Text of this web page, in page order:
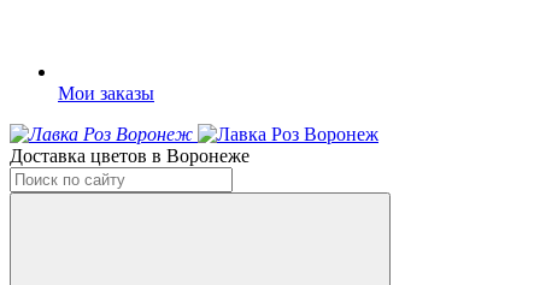
Мои заказы
Доставка цветов в Воронеже